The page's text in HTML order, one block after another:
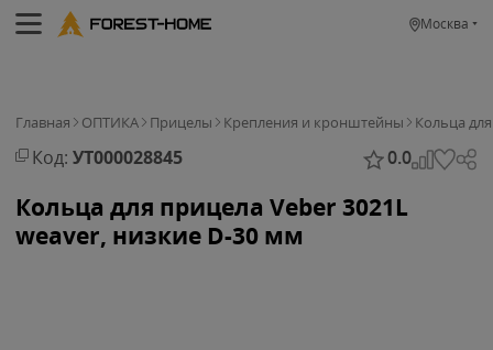
Москва
Главная ОПТИКА Прицелы Крепления и кронштейны Кольца
Код: УТ000028845 0.0
Кольца для прицела Veber 3021L
weaver, низкие D-30 мм